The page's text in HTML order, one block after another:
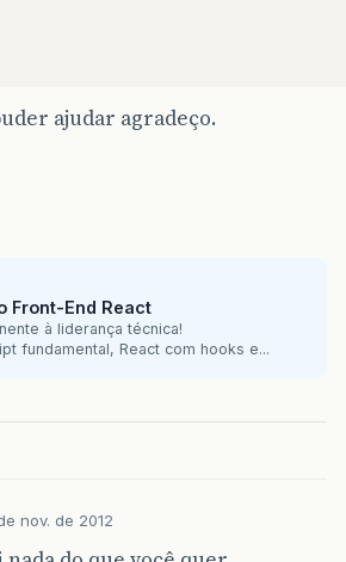
ajudar agradeço.
Front-End React
à liderança técnica!
fundamental, React com hooks e...
nov. de 2012